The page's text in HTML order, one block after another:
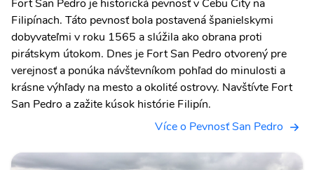
Fort San Pedro je historická pevnosť v Cebu City na
Filipínach. Táto pevnosť bola postavená španielskymi
dobyvateľmi v roku 1565 a slúžila ako obrana proti
pirátskym útokom. Dnes je Fort San Pedro otvorený pre
verejnosť a ponúka návštevníkom pohľad do minulosti a
krásne výhľady na mesto a okolité ostrovy. Navštívte Fort
San Pedro a zažite kúsok histórie Filipín.
Více o Pevnosť San Pedro